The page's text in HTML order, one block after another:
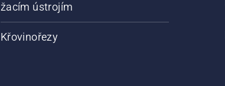
žacím ústrojím
Křovinořezy